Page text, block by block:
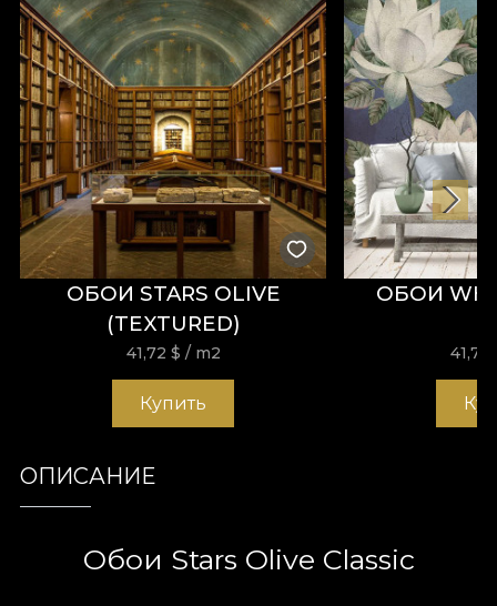
ОБОИ STARS OLIVE
(TEXTURED)
41,72 $ / m2
Купить
ОБОИ
41,72
ОПИСАНИЕ
Обои Stars Olive Classic